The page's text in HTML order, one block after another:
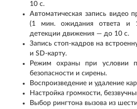
10 с.
Автоматическая запись видео
(1 мин. ожидания ответа и
детекции движения — до 10 с.
Запись стоп-кадров на
и SD-карту.
Режим охраны при условии
безопасности и сирены.
Воспроизведение и удаление
Настройка громкости,
Выбор рингтона вызова из